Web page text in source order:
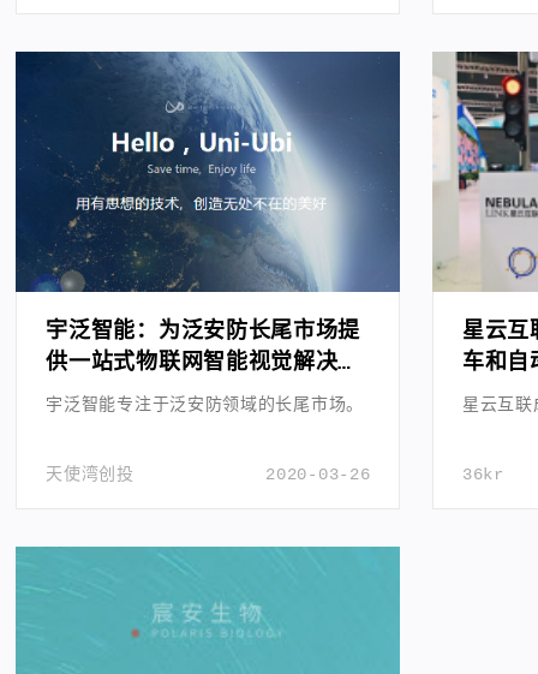
宇泛智能：为泛安防长尾市场提
供一站式物联网智能视觉解决方
案
宇泛智能专注于泛安防领域的长尾市场。
2020-03-26
天使湾创投
星云互
车和自
星云互
36kr